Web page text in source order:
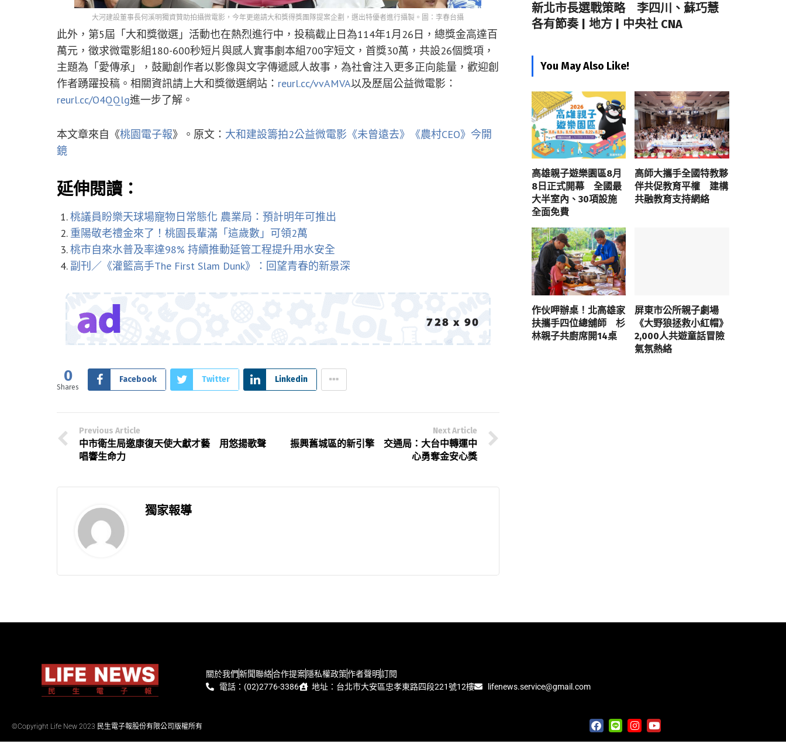
大河建設董事長何溪明獨資贊助拍攝微電影，今年更邀請大和獎得獎團隊提案企劃，選出特優者進行攝製。圖：李春台攝
此外，第5屆「大和獎徵選」活動也在熱烈進行中，投稿截止日為114年1月26日，總獎金高達百
萬元，徵求微電影組180-600秒短片與感人實事劇本組700字短文，首獎30萬，共設26個獎項，
主題為「愛傳承」，鼓勵創作者以影像與文字傳遞感人故事，為社會注入更多正向能量，歡迎創
作者踴躍投稿。相關資訊請上大和獎徵選網站： reurl.cc/vvAMVA以及歷屆公益微電影：
reurl.cc/O4QQlg進一步了解。
本文章來自《桃園電子報》。原文： 大和建設籌拍2公益微電影《未曾遠去》《農村CEO》今開
鏡
延伸閱讀：
桃議員盼樂天球場寵物日常態化 農業局：預計明年可推出
重陽敬老禮金來了！桃園長輩滿「這歲數」可領2萬
桃市自來水普及率達98% 持續推動延管工程提升用水安全
副刊／《灌籃高手The First Slam Dunk》：回望青春的新景深
0
Shares
Facebook Twitter Linkedin
Previous Article
中市衛生局邀康復天使大獻才藝 用悠揚歌聲
唱響生命力
Next Article
振興舊城區的新引擎 交通局：大台中轉運中
心勇奪金安心獎
獨家報導
新北市長選戰策略 李四川、蘇巧慧
各有節奏 | 地方 | 中央社 CNA
You May Also Like!
高雄親子遊樂園區8月
8日正式開幕 全國最
大半室內、30項設施
全面免費
高師大攜手全國特教夥
伴共促教育平權 建構
共融教育支持網絡
作伙呷辦桌！北高雄家
扶攜手四位總舖師 杉
林親子共廚席開14桌
屏東市公所親子劇場
《大野狼拯救小紅帽》
2,000人共遊童話冒險
氣氛熱絡
關於我們新聞聯絡合作提案隱私權政策作者聲明訂閱
電話：(02)2776-3386
地址：台北市大安區忠孝東路四段221號12樓 lifenews.service@gmail.com
©Copyright Life New 2023 民生電子報股份有限公司版權所有